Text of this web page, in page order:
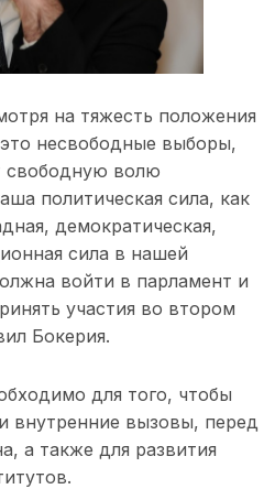
на тяжесть положения
несвободные выборы,
свободную волю
политическая сила, как
демократическая,
сила в нашей
войти в парламент и
участия во втором
Бокерия.
для того, чтобы
внутренние вызовы, перед
а также для развития